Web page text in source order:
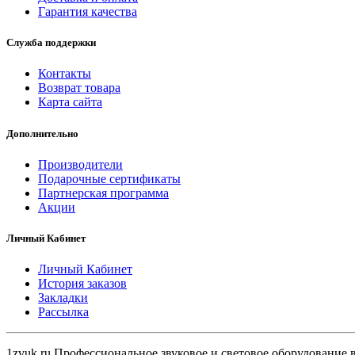
Гарантия качества
Служба поддержки
Контакты
Возврат товара
Карта сайта
Дополнительно
Производители
Подарочные сертификаты
Партнерская программа
Акции
Личный Кабинет
Личный Кабинет
История заказов
Закладки
Рассылка